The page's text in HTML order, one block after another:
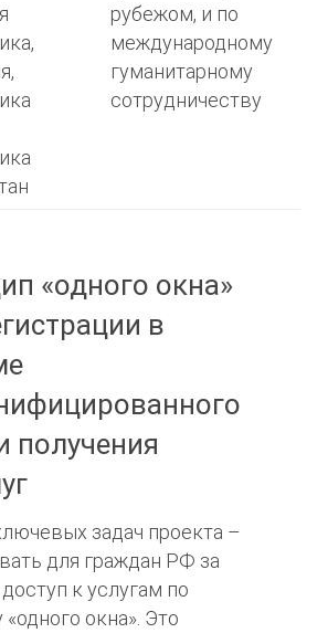
рубежом, и по
международному
гуманитарному
сотрудничеству
«одного окна»
в
получения
задач проекта –
для граждан РФ за
к услугам по
«одного окна». Это